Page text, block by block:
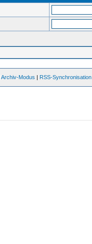
Archiv-Modus | RSS-Synchronisation